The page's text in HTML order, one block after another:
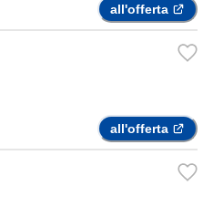
all'offerta
all'offerta